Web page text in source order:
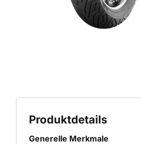
Produktdetails
Generelle Merkmale